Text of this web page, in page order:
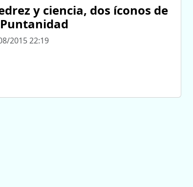
y ciencia, dos íconos de
2015 22:19